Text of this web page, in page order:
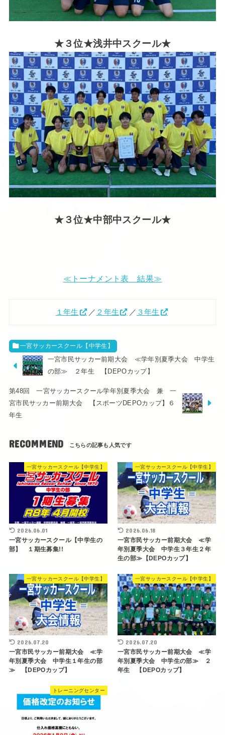
★３位★浅井中スクール★
★３位★中部中スクール★
≪トーナメント表 結果≫
１年生 ／ ２年生 ／ ３年生
一宮サッカースクール【中学生】
一宮市民サッカー前期大会 ≪学年別夏季大会 中学生
の部≫ ２年生 【DEPOカップ】
第48回 一宮サッカースクール学年別夏季大会 兼 一
宮市民サッカー前期大会 【スポーツDEPOカップ】６
年生
RECOMMEND
一宮サッカースクール【中学生】
2026.06.01
一宮サッカースクール【中学生の
部】 １期生募集!!
一宮サッカースクール【中学生】
2026.06.18
一宮市民サッカー前期大会 ≪学
年別夏季大会 中学生３年生２年
生の部≫【DEPOカップ】
一宮サッカースクール【中学生】
2026.07.20
一宮市民サッカー前期大会 ≪学
年別夏季大会 中学生１年生の部
≫ 【DEPOカップ】
一宮サッカースクール【中学生】
2026.07.20
一宮市民サッカー前期大会 ≪学
年別夏季大会 中学生の部≫ ２
年生 【DEPOカップ】
トレーニングセンター